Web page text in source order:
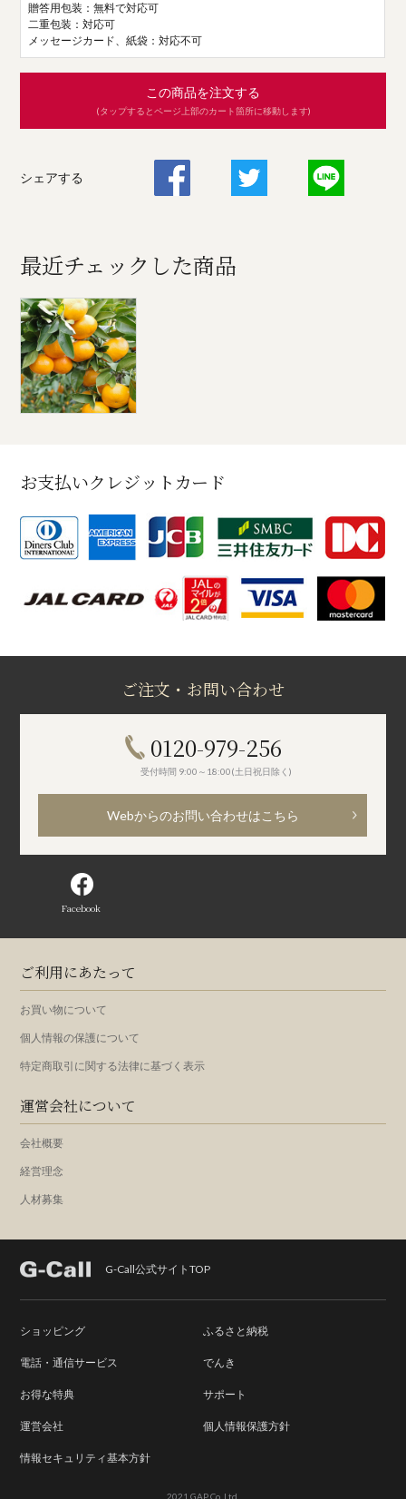
贈答用包装：無料で対応可
二重包装：対応可
メッセージカード、紙袋：対応不可
この商品を注文する
(タップするとページ上部のカート箇所に移動します)
シェアする
最近チェックした商品
お支払いクレジットカード
ご注文・お問い合わせ
0120-979-256
受付時間 9:00～18:00(土日祝日除く)
Webからのお問い合わせはこちら
Facebook
ご利用にあたって
お買い物について
個人情報の保護について
特定商取引に関する法律に基づく表示
運営会社について
会社概要
経営理念
人材募集
G-Call公式サイトTOP
ショッピング ふるさと納税
電話・通信サービス でんき
お得な特典 サポート
運営会社 個人情報保護方針
情報セキュリティ基本方針
2021 GAP Co, Ltd.